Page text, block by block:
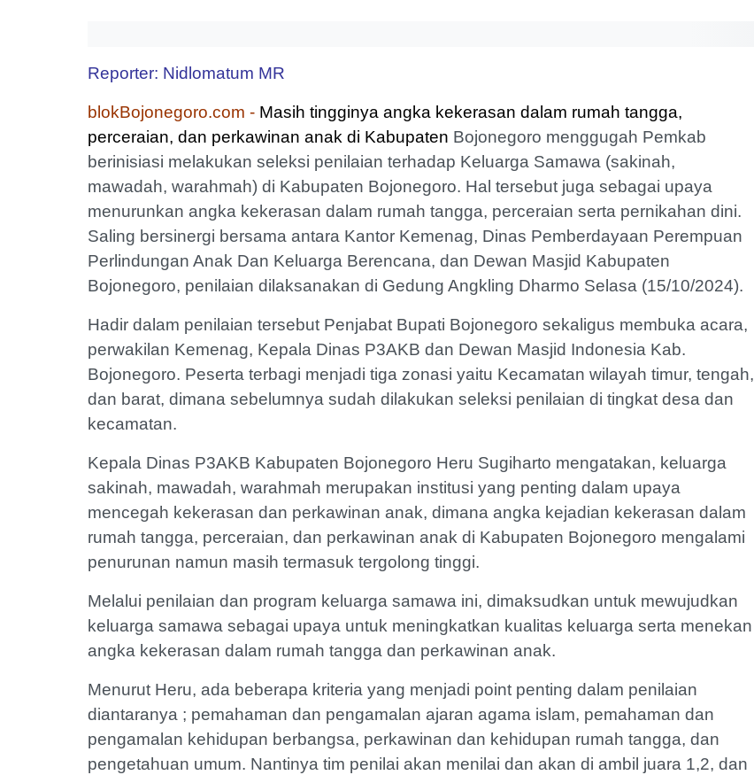
Reporter: Nidlomatum MR
blokBojonegoro.com - Masih tingginya angka kekerasan dalam rumah tangga,
perceraian, dan perkawinan anak di Kabupaten Bojonegoro menggugah Pemkab
berinisiasi melakukan seleksi penilaian terhadap Keluarga Samawa (sakinah,
mawadah, warahmah) di Kabupaten Bojonegoro. Hal tersebut juga sebagai upaya
menurunkan angka kekerasan dalam rumah tangga, perceraian serta pernikahan dini.
Saling bersinergi bersama antara Kantor Kemenag, Dinas Pemberdayaan Perempuan
Perlindungan Anak Dan Keluarga Berencana, dan Dewan Masjid Kabupaten
Bojonegoro, penilaian dilaksanakan di Gedung Angkling Dharmo Selasa (15/10/2024).
Hadir dalam penilaian tersebut Penjabat Bupati Bojonegoro sekaligus membuka acara,
perwakilan Kemenag, Kepala Dinas P3AKB dan Dewan Masjid Indonesia Kab.
Bojonegoro. Peserta terbagi menjadi tiga zonasi yaitu Kecamatan wilayah timur, tengah,
dan barat, dimana sebelumnya sudah dilakukan seleksi penilaian di tingkat desa dan
kecamatan.
Kepala Dinas P3AKB Kabupaten Bojonegoro Heru Sugiharto mengatakan, keluarga
sakinah, mawadah, warahmah merupakan institusi yang penting dalam upaya
mencegah kekerasan dan perkawinan anak, dimana angka kejadian kekerasan dalam
rumah tangga, perceraian, dan perkawinan anak di Kabupaten Bojonegoro mengalami
penurunan namun masih termasuk tergolong tinggi.
Melalui penilaian dan program keluarga samawa ini, dimaksudkan untuk mewujudkan
keluarga samawa sebagai upaya untuk meningkatkan kualitas keluarga serta menekan
angka kekerasan dalam rumah tangga dan perkawinan anak.
Menurut Heru, ada beberapa kriteria yang menjadi point penting dalam penilaian
diantaranya ; pemahaman dan pengamalan ajaran agama islam, pemahaman dan
pengamalan kehidupan berbangsa, perkawinan dan kehidupan rumah tangga, dan
pengetahuan umum. Nantinya tim penilai akan menilai dan akan di ambil juara 1,2, dan